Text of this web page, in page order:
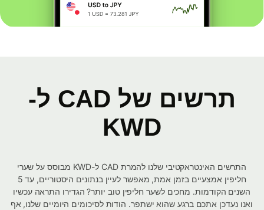
תרשים של CAD ל-
KWD
התרשים האינטראקטיבי שלנו להמרת CAD ל-KWD מבוסס על שערי
חליפין אמצעיים בזמן אמת, מאפשר לעיין בנתונים היסטוריים, עד 5
השנים הקודמות. מחכים לשער חליפין טוב יותר? הגדירו התראה עכשיו
ואנו נעדכן אתכם ברגע שהוא ישתפר. הודות לסיכומים היומיים שלנו, אף